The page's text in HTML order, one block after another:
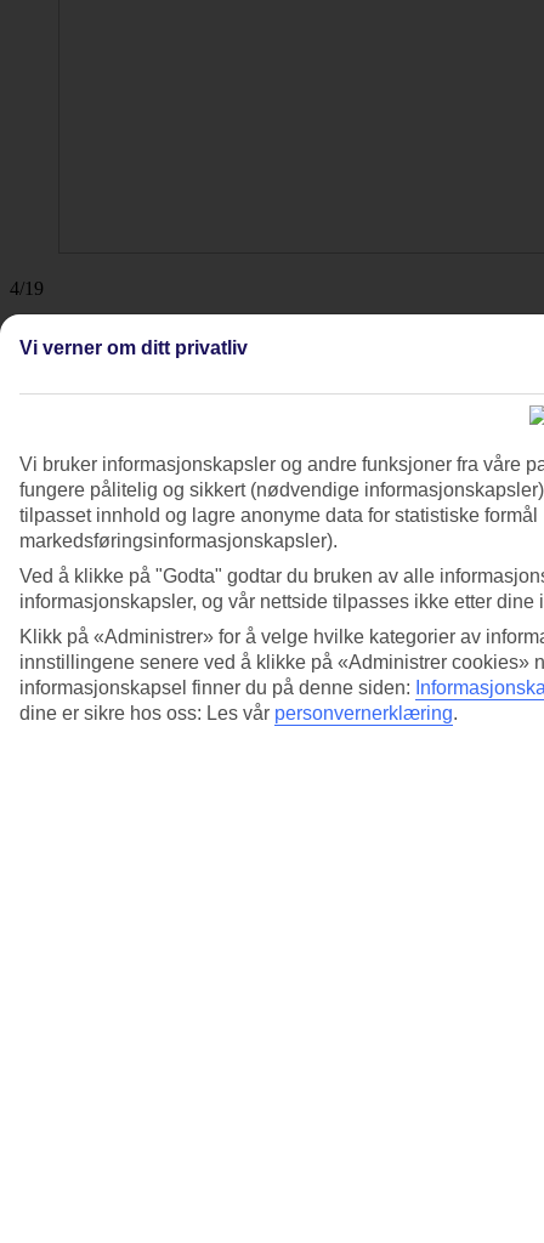
4/19
Vi verner om ditt privatliv
Vi bruker informasjonskapsler og andre funksjoner fra våre
fungere pålitelig og sikkert (nødvendige
tilpasset innhold og lagre anonyme data for statistiske
markedsføringsinformasjonskapsler).
Ved å klikke på "Godta" godtar du bruken av alle
informasjonskapsler, og vår nettside tilpasses ikke etter dine
Klikk på «Administrer» for å velge hvilke kategorier av
innstillingene senere ved å klikke på «Administrer cookies»
informasjonskapsel finner du på denne siden:
dine er sikre hos oss: Les vår personvernerklæring.